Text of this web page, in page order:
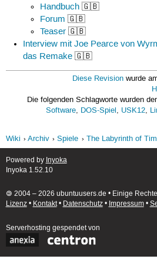
Handbuch 🇬🇧
Forum 🇬🇧
Teaser 🇬🇧
Interview mit Joe Pearce von
das Remake 🇬🇧
Diese Revision wurde
Die folgenden Schlagworte wurden
Software, DOS-Spiel, USK12,
Wiki
Archiv Spiele The Labyrinth of
Powered by Inyoka
Inyoka 1.52.10
🄯 2004 – 2026 ubuntuusers.de • Einige
Lizenz• Kontakt• Datenschutz• Impressum•
Serverhosting gespendet von